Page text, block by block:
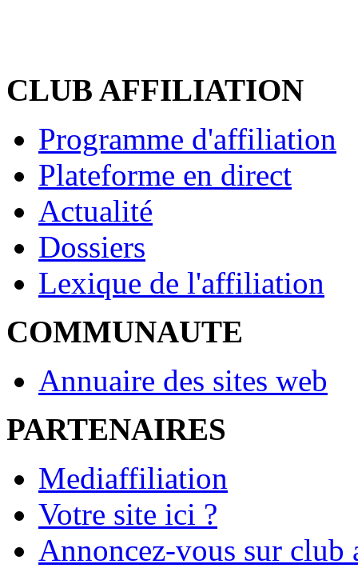
CLUB AFFILIATION
Programme d'affiliation
Plateforme en direct
Actualité
Dossiers
Lexique de l'affiliation
COMMUNAUTE
Annuaire des sites web
PARTENAIRES
Mediaffiliation
Votre site ici ?
Annoncez-vous sur